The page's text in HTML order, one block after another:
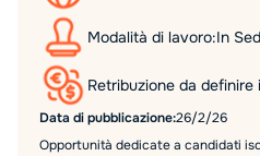
Modalità di lavoro:In
Retribuzione da
Data di pubblicazione:26/2/26
Opportunità dedicate a candidati